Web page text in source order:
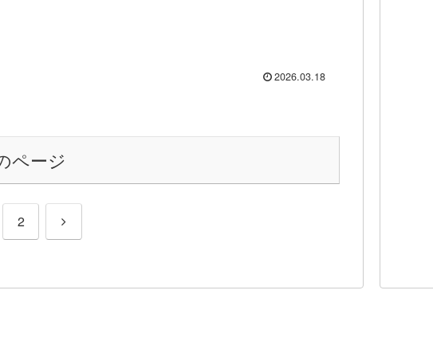
2026.03.18
ページ
2
次